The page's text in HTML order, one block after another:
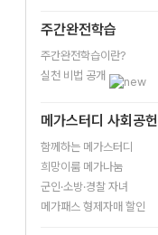
주간완전학습
주간완전학습이란?
실천 비법 공개
메가스터디 사회공헌
함께하는 메가스터디
희망이룸 메가나눔
군인·소방·경찰 자녀
메가패스 형제자매 할인